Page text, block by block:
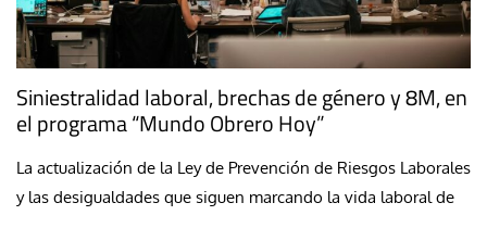
Siniestralidad laboral, brechas de género y 8M, en
el programa “Mundo Obrero Hoy”
La actualización de la Ley de Prevención de Riesgos Laborales
y las desigualdades que siguen marcando la vida laboral de